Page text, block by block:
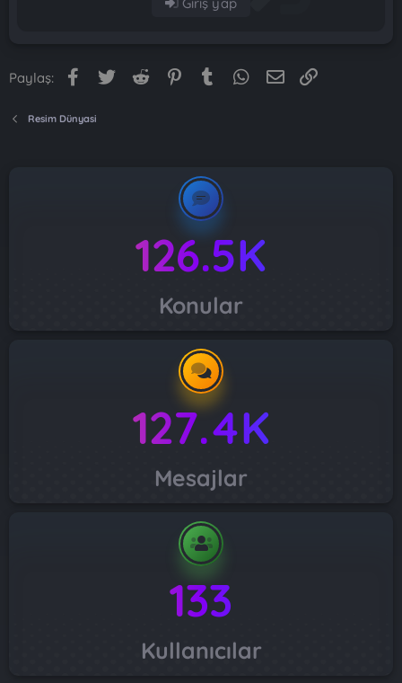
Paylaş: Facebook
Twitter Reddit PinterestTumblr WhatsApp
E-posta
Resim Dünyasi
126.5K
Konular
127.4K
Mesajlar
133
Kullanıcılar